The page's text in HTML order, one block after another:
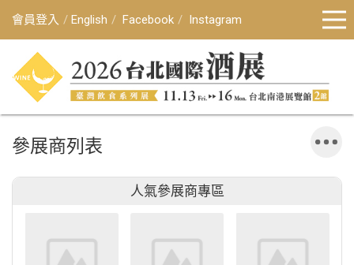
會員登入 English Facebook Instagram
參展商列表
人氣參展商專區